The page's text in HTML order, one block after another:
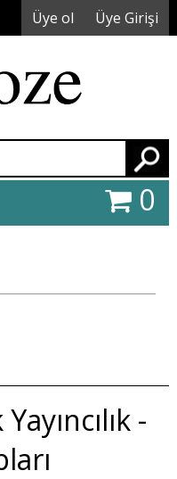
Üye ol Üye Girişi
0
-